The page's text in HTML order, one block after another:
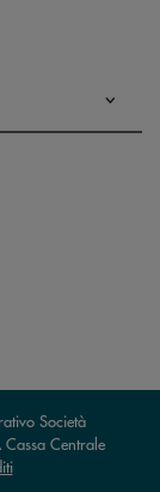
di posta
l’app di
Società
Centrale